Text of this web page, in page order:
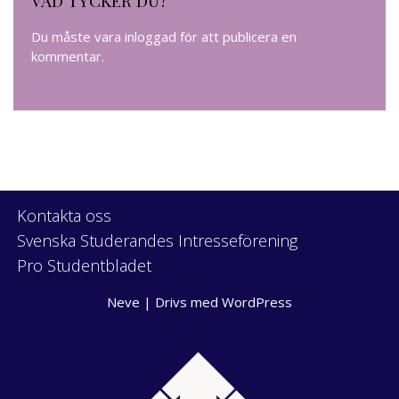
Du måste vara inloggad för att publicera en
kommentar.
Kontakta oss
Svenska Studerandes Intresseförening
Pro Studentbladet
Neve | Drivs med WordPress